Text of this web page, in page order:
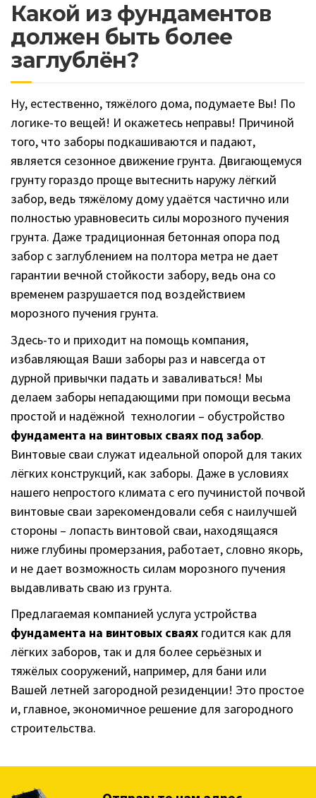
Какой из фундаментов
должен быть более
заглублён?
Ну, естественно, тяжёлого дома, подумаете Вы! По
логике-то вещей! И окажетесь неправы! Причиной
того, что заборы подкашиваются и падают,
является сезонное движение грунта. Двигающемуся
грунту гораздо проще вытеснить наружу лёгкий
забор, ведь тяжёлому дому удаётся частично или
полностью уравновесить силы морозного пучения
грунта. Даже традиционная бетонная опора под
забор с заглублением на полтора метра не дает
гарантии вечной стойкости забору, ведь она со
временем разрушается под воздействием
морозного пучения грунта.
Здесь-то и приходит на помощь компания,
избавляющая Ваши заборы раз и навсегда от
дурной привычки падать и заваливаться! Мы
делаем заборы непадающими при помощи весьма
простой и надёжной технологии – обустройство
фундамента на винтовых сваях под забор.
Винтовые сваи служат идеальной опорой для таких
лёгких конструкций, как заборы. Даже в условиях
нашего непростого климата с его пучинистой почвой
винтовые сваи зарекомендовали себя с наилучшей
стороны – лопасть винтовой сваи, находящаяся
ниже глубины промерзания, работает, словно якорь,
и не дает возможность силам морозного пучения
выдавливать сваю из грунта.
Предлагаемая компанией услуга устройства
фундамента на винтовых сваях годится как для
лёгких заборов, так и для более серьёзных и
тяжёлых сооружений, например, для бани или
Вашей летней загородной резиденции! Это простое
и, главное, экономичное решение для загородного
строительства.